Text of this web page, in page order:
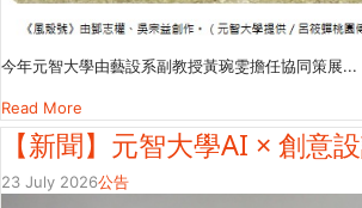
今年元智大學由藝設系副教授黃琬雯擔任協同策展...
Read More
【新聞】元智大學AI × 創意
23 July 2026公告